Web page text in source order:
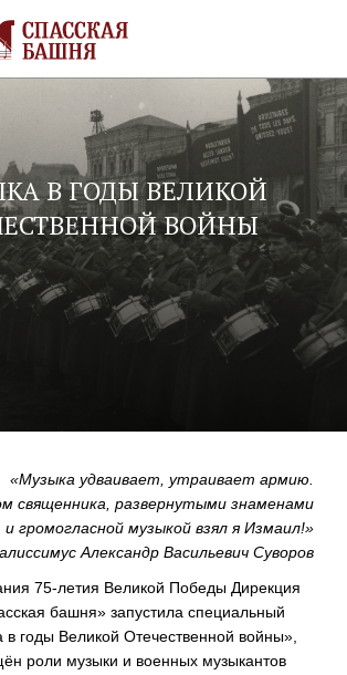
В ГОДЫ ВЕЛИКОЙ
ВОЙНЫ
«Музыка удваивает, утраивает армию.
священника, развернутыми знаменами
и громогласной музыкой взял я Измаил!»
Александр Васильевич Суворов
75-летия Великой Победы Дирекция
башня» запустила специальный
в годы Великой Отечественной войны»,
роли музыки и военных музыкантов